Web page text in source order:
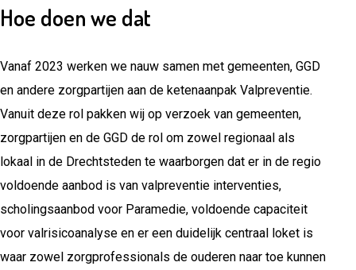
Hoe doen we dat
Vanaf 2023 werken we nauw samen met gemeenten, GGD
en andere zorgpartijen aan de ketenaanpak Valpreventie.
Vanuit deze rol pakken wij op verzoek van gemeenten,
zorgpartijen en de GGD de rol om zowel regionaal als
lokaal in de Drechtsteden te waarborgen dat er in de regio
voldoende aanbod is van valpreventie interventies,
scholingsaanbod voor Paramedie, voldoende capaciteit
voor valrisicoanalyse en er een duidelijk centraal loket is
waar zowel zorgprofessionals de ouderen naar toe kunnen